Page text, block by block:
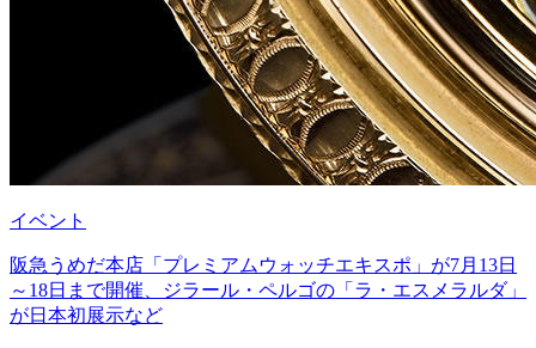
イベント
阪急うめだ本店「プレミアムウォッチエキスポ」が7月13日
～18日まで開催、ジラール・ペルゴの「ラ・エスメラルダ」
が日本初展示など